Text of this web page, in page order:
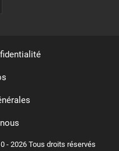
- 2026 Tous droits réservés